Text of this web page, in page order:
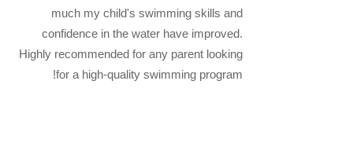
much my child's swimming skills and
confidence in the water have improved.
Highly recommended for any parent looking
for a high-quality swimming program!